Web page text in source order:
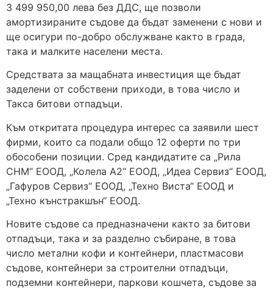
3 499 950,00 лева без ДДС, ще позволи
амортизираните съдове да бъдат заменени с нови и
ще осигури по-добро обслужване както в града,
така и малките населени места.
Средствата за мащабната инвестиция ще бъдат
заделени от собствени приходи, в това число и
Такса битови отпадъци.
Към откритата процедура интерес са заявили шест
фирми, които са подали общо 12 оферти по три
обособени позиции. Сред кандидатите са „Рила
СНМ“ ЕООД, „Колела А2“ ЕООД, „Идеа Сервиз“ ЕООД,
„Гафуров Сервиз“ ЕООД, „Техно Виста“ ЕООД и
„Техно кънстракшън“ ЕООД.
Новите съдове са предназначени както за битови
отпадъци, така и за разделно събиране, в това
число метални кофи и контейнери, пластмасови
съдове, контейнери за строителни отпадъци,
подземни контейнери, паркови кошчета, съдове за